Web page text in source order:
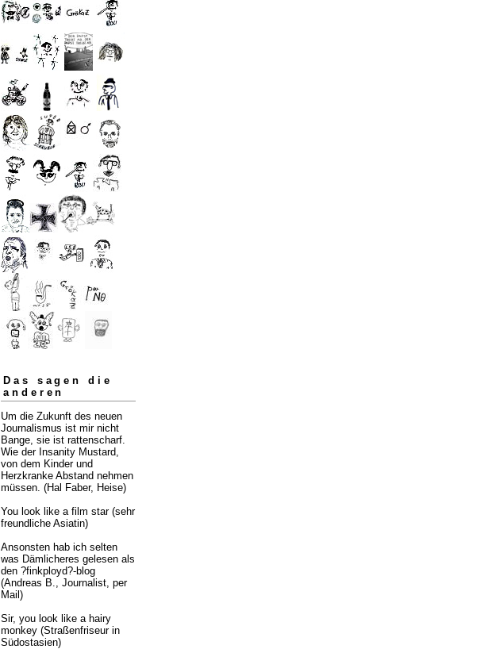
Das sagen die
anderen
Um die Zukunft des neuen
Journalismus ist mir nicht
Bange, sie ist rattenscharf.
Wie der Insanity Mustard,
von dem Kinder und
Herzkranke Abstand nehmen
müssen. (Hal Faber, Heise)
You look like a film star (sehr
freundliche Asiatin)
Ansonsten hab ich selten
was Dämlicheres gelesen als
den ?finkployd?-blog
(Andreas B., Journalist, per
Mail)
Sir, you look like a hairy
monkey (Straßenfriseur in
Südostasien)